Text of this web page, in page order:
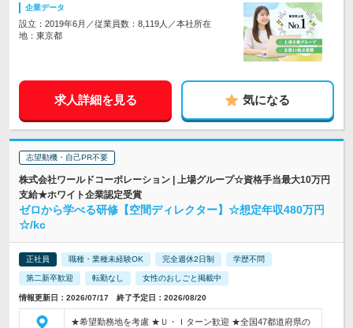
企業データ
設立：2019年6月／従業員数：8,119人／本社所在
地：東京都
求人詳細を見る 気になる
志望動機・自己PR不要
株式会社ワールドコーポレーション | 上場グループ☆資格手当最大10万円
支給★ホワイト企業認定受賞
ゼロから学べる研修【空間ディレクター】☆想定年収480万円
☆/kc
正社員 職種・業種未経験OK 完全週休2日制 学歴不問
第二新卒歓迎 転勤なし 女性のおしごと掲載中
情報更新日：2026/07/17 終了予定日：2026/08/20
★希望勤務地を考慮 ★Ｕ・Ｉターン歓迎 ★全国47都道府県の